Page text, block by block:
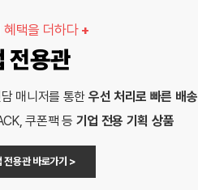
혜택을 더하다 +
전용관
매니저를 통한 우선 처리로 빠른 배송
쿠폰팩 등 기업 전용 기획 상품
전용관 바로가기 >